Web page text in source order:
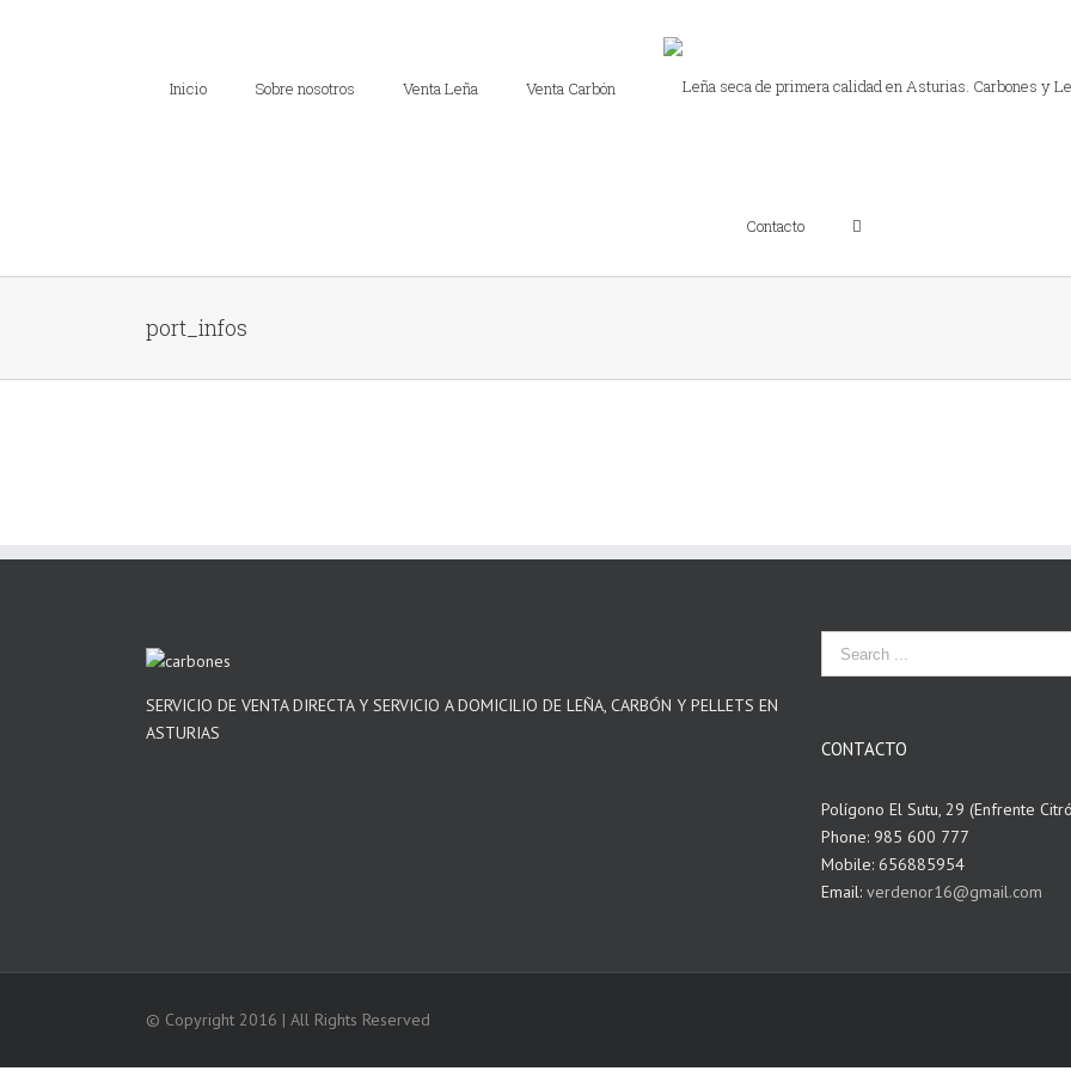
Inicio Sobre nosotros Venta Leña Venta Carbón
Contacto
port_infos
SERVICIO DE VENTA DIRECTA Y SERVICIO A DOMICILIO DE LEÑA, CARBÓN Y PELLETS EN
ASTURIAS
CONTACTO
Polígono El Sutu, 29 (Enfrente
Phone: 985 600 777
Mobile: 656885954
Email: verdenor16@gmail.com
© Copyright 2016 | All Rights Reserved